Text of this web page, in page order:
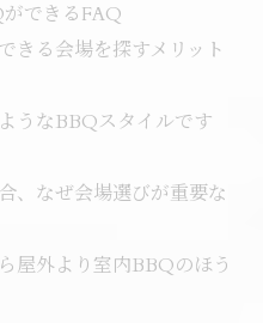
できるFAQ
きる会場を探すメリット
うなBBQスタイルです
、なぜ会場選びが重要な
屋外より室内BBQのほう